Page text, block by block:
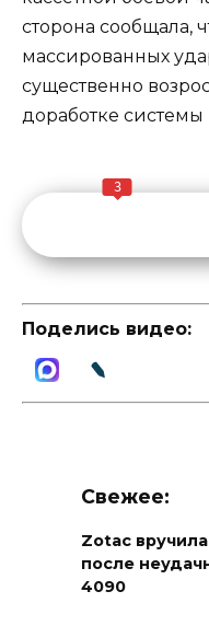
сторона сообщала,
массированных
существенно
доработке
3
Поделись видео:
Свежее:
Zotac
после
4090